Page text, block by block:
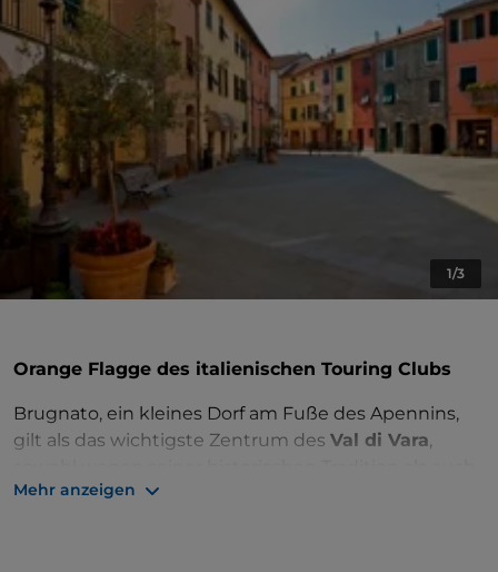
1/3
Orange Flagge des italienischen Touring Clubs
Brugnato, ein kleines Dorf am Fuße des Apennins,
gilt als das wichtigste Zentrum des Val di Vara,
wegen der zahlreichen monumentalen Gebäude,
Mehr anzeigen